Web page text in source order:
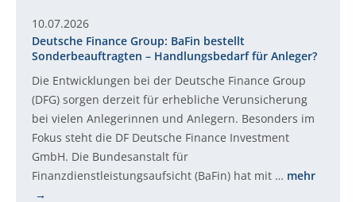
10.07.2026
Deutsche Finance Group: BaFin bestellt
Sonderbeauftragten – Handlungsbedarf für Anleger?
Die Entwicklungen bei der Deutsche Finance Group
(DFG) sorgen derzeit für erhebliche Verunsicherung
bei vielen Anlegerinnen und Anlegern. Besonders im
Fokus steht die DF Deutsche Finance Investment
GmbH. Die Bundesanstalt für
Finanzdienstleistungsaufsicht (BaFin) hat mit … mehr